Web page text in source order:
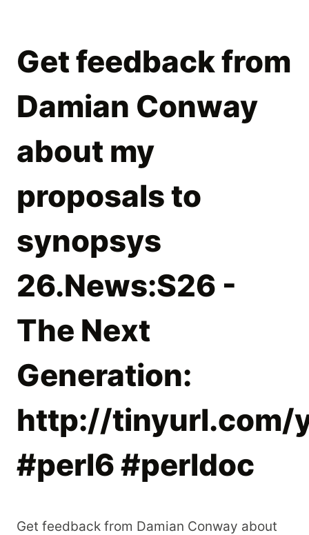
Get feedback from
Damian Conway
about my
proposals to
synopsys
26.News:S26 -
The Next
Generation:
http://tinyurl.com/
#perl6 #perldoc
Get feedback from Damian Conway about